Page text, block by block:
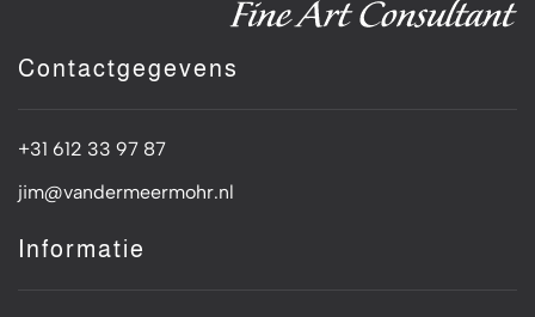
Contactgegevens
+31 612 33 97 87
jim@vandermeermohr.nl
Informatie